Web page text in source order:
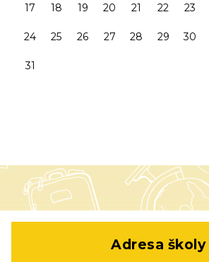
17 18 19 20 21 22 23
24 25 26 27 28 29 30
31
Adresa školy